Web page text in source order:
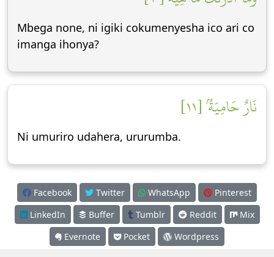
Mbega none, ni igiki cokumenyesha ico ari co
imanga ihonya?
نَارٌ حَامِيَةُۢ [١١]
Ni umuriro udahera, ururumba.
Facebook Twitter WhatsApp
Pinterest
LinkedIn
Buffer Tumblr Reddit
Mix
Evernote
Pocket Wordpress